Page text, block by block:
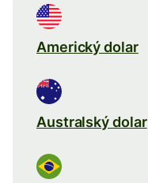
Americký dolar
Australský dolar